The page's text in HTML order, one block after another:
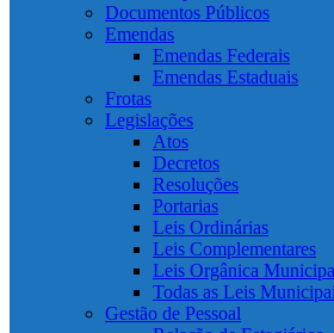
Documentos Públicos
Emendas
Emendas Federais
Emendas Estaduais
Frotas
Legislações
Atos
Decretos
Resoluções
Portarias
Leis Ordinárias
Leis Complementares
Leis Orgânica
Todas as Leis
Gestão de Pessoal